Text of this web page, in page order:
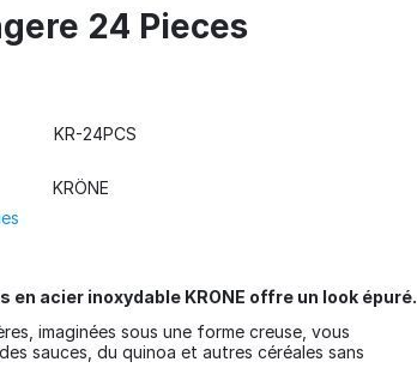
24 Pieces
KR-24PCS
KRÖNE
en acier inoxydable KRONE offre un look épuré.
imaginées sous une forme creuse, vous
sauces, du quinoa et autres céréales sans